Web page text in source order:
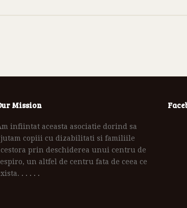
Mission
infiintat aceasta asociatie dorind sa
copiii cu dizabilitati si familiile
prin deschiderea unui centru de
un altfel de centru fata de ceea ce
. . . . .